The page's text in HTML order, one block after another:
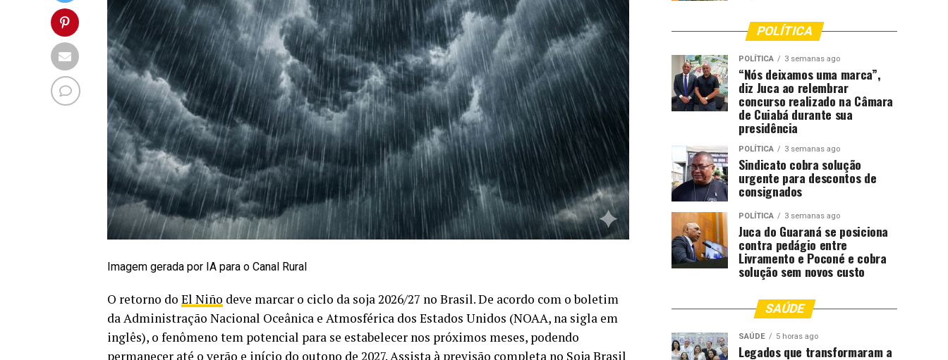
Imagem gerada por IA para o Canal Rural
O retorno do El Niño deve marcar o ciclo da soja 2026/27 no Brasil. De acordo com o boletim
da Administração Nacional Oceânica e Atmosférica dos Estados Unidos (NOAA, na sigla em
inglês), o fenômeno tem potencial para se estabelecer nos próximos meses, podendo
permanecer até o verão e início do outono de 2027. Assista à previsão completa no Soja Brasil
POLÍTICA
POLÍTICA 3 semanas ago
“Nós deixamos uma marca”,
diz Juca ao relembrar
concurso realizado na Câmara
de Cuiabá durante sua
presidência
POLÍTICA 3 semanas ago
Sindicato cobra solução
urgente para descontos de
consignados
POLÍTICA 3 semanas ago
Juca do Guaraná se posiciona
contra pedágio entre
Livramento e Poconé e cobra
solução sem novos custo
SAÚDE
SAÚDE 5 horas ago
Legados que transformaram a